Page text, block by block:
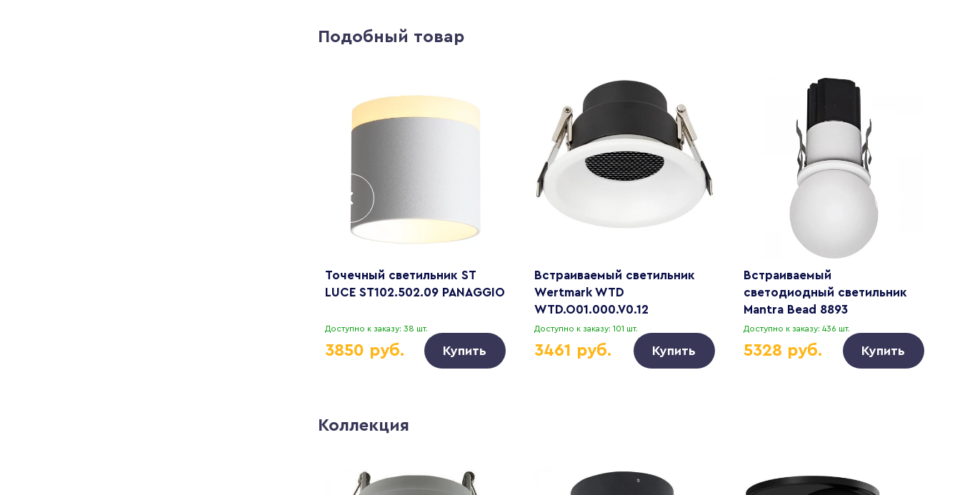
Подобный товар
Точечный светильник ST
LUCE ST102.502.09 PANAGGIO
Доступно к заказу: 38 шт.
3850 руб. Купить
Встраиваемый светильник
Wertmark WTD
WTD.O01.000.V0.12
Доступно к заказу: 101 шт.
3461 руб. Купить
Встраиваемый
светодиодный светильник
Mantra Bead 8893
Доступно к заказу: 436 шт.
5328 руб. Купить
Коллекция